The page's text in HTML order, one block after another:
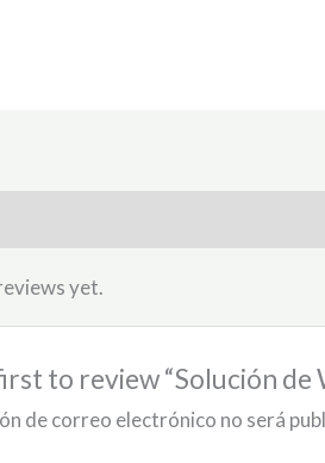
yet.
to review “Solución de
de correo electrónico no será